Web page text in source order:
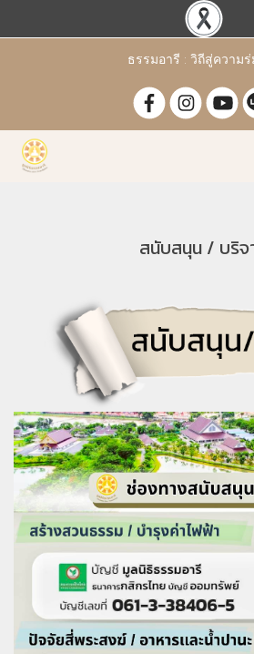
ธรรมอารี : วิถีสู่ความร่
สนับสนุน / บริจ